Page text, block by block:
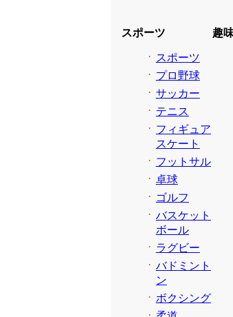
スポーツ
スポーツ
プロ野球
サッカー
テニス
フィギュア
スケート
フットサル
卓球
ゴルフ
バスケット
ボール
ラグビー
バドミント
ン
ボクシング
趣